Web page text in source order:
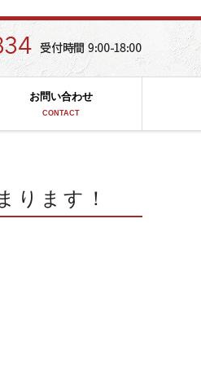
お問い合わせ
CONTACT
ります！